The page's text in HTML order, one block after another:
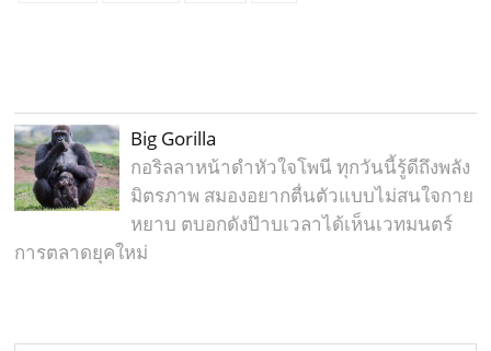
Big Gorilla
กอริลลาหน้าดำหัวใจโพนี ทุกวันนี้รู้ดีถึงพลัง
มิตรภาพ สมองอยากตื่นตัวแบบไม่สนใจกาย
หยาบ ตบอกดังป๊าบเวลาได้เห็นเวทมนตร์
การตลาดยุคใหม่